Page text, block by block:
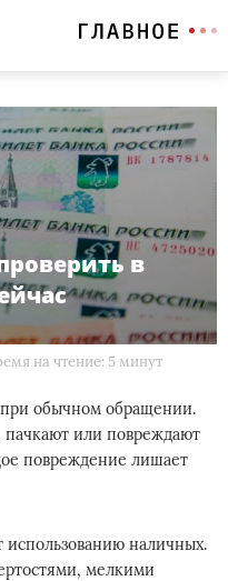
в
на чтение: 5 минут
обычном обращении.
или повреждают
повреждение лишает
наличных.
мелкими